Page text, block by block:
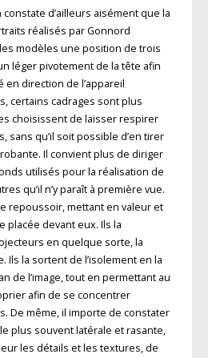
d’ailleurs aisément que la
réalisés par Gonnord
modèles une position de trois
léger pivotement de la tête afin
direction de l’appareil
certains cadrages sont plus
choisissent de laisser respirer
sans qu’il soit possible d’en tirer
Il convient plus de diriger
utilisés pour la réalisation de
qu’il n’y paraît à première vue.
repoussoir, mettant en valeur et
placée devant eux. Ils la
en quelque sorte, la
Ils la sortent de l’isolement en la
de l’image, tout en permettant au
afin de se concentrer
De même, il importe de constater
plus souvent latérale et rasante,
les détails et les textures, de